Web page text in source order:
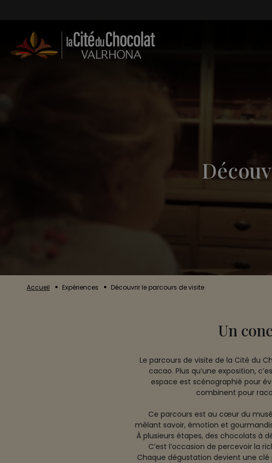
Accueil Expériences Découvrir le parcours de visite
Un
Le parcours de visite de la Cité du
cacao. Plus qu’une exposition,
espace est scénographié pour
combinent pour
Ce parcours est au cœur du
mêlant savoir, émotion et
À plusieurs étapes, des chocolats à
C’est l’occasion de percevoir la
Chaque dégustation devient une